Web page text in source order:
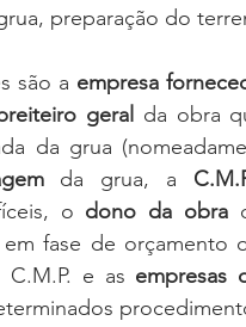
preparação do
são a empresa
geral da obra
da grua, a
o dono da obra
fase de orçamento
C.M.P. e as empresas